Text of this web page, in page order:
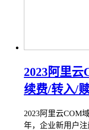
2023阿里
续费/转入/赎
2023阿里云COM
年，企业新用户